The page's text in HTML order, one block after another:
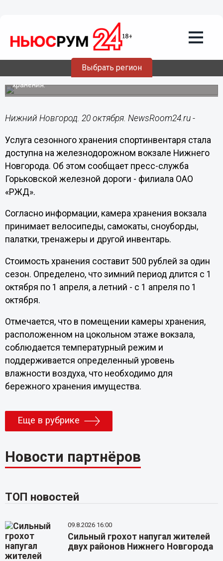
Выбрать регион
Нижегородцы могут хранить
спортинвентарь на Московском
вокзале
ГЖД объявила о начале действия услуги сезонного
хранения.
Нижний Новгород. 20 октября. NewsRoom24.ru -
Услуга сезонного хранения спортинвентаря стала
доступна на железнодорожном вокзале Нижнего
Новгорода. Об этом сообщает пресс-служба
Горьковской железной дороги - филиала ОАО
«РЖД».
Согласно информации, камера хранения вокзала
принимает велосипеды, самокаты, сноуборды,
палатки, тренажеры и другой инвентарь.
Стоимость хранения составит 500 рублей за один
сезон. Определено, что зимний период длится с 1
октября по 1 апреля, а летний - с 1 апреля по 1
октября.
Отмечается, что в помещении камеры хранения,
расположенном на цокольном этаже вокзала,
соблюдается температурный режим и
поддерживается определенный уровень
влажности воздуха, что необходимо для
бережного хранения имущества.
Еще в рубрике
Новости партнёров
ТОП новостей
09.8.2026 16:00
Сильный грохот напугал жителей
двух районов Нижнего Новгорода